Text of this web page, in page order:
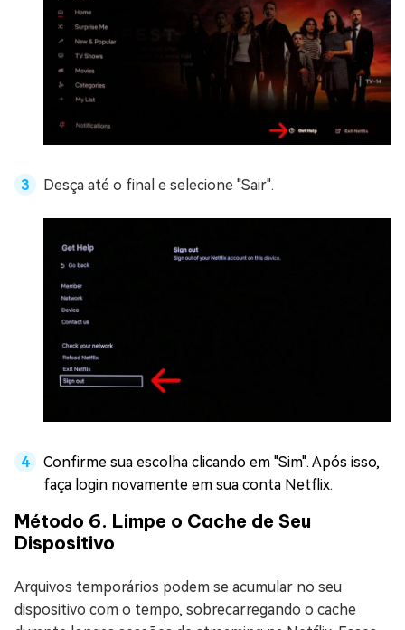
Desça até o final e selecione "Sair".
Confirme sua escolha clicando em "Sim". Após isso,
faça login novamente em sua conta Netflix.
Método 6. Limpe o Cache de Seu
Dispositivo
Arquivos temporários podem se acumular no seu
dispositivo com o tempo, sobrecarregando o cache